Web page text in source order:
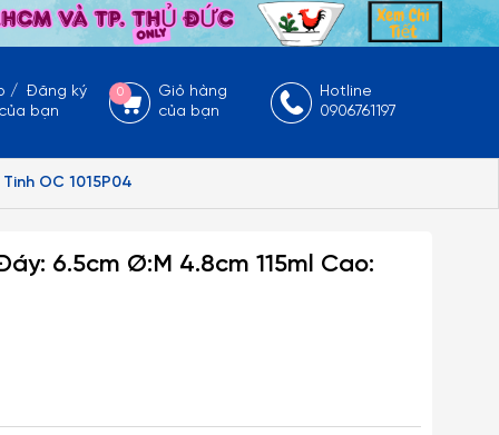
/Đăng ký
bạn
0
Giỏ hàng
của bạn
Hotline
0906761197
OC 1015P04
6.5cm Ø:M 4.8cm 115ml Cao: